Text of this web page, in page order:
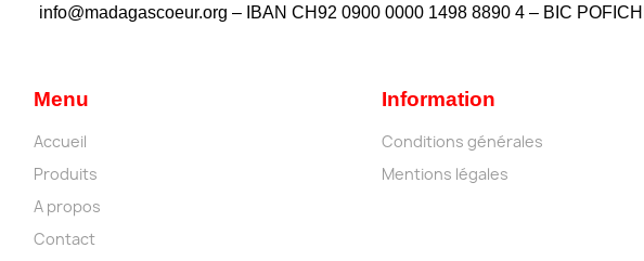
info@madagascoeur.org – IBAN CH92 0900 0000 1498 8890 4 – BIC
Menu
Accueil
Produits
A propos
Contact
Information
Conditions générales
Mentions légales